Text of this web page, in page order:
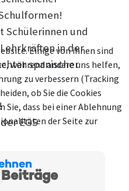
Schülerinnen und
in der
spanischer
EGS
Einige von ihnen sind
während andere uns helfen,
zu verbessern (Tracking
ob Sie die Cookies
dass bei einer Ablehnung
der Seite zur